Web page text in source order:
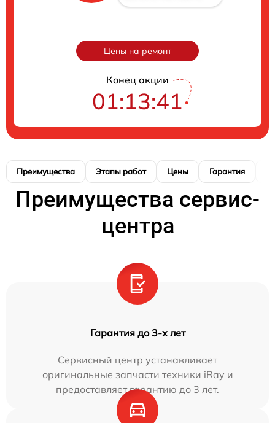
Цены на ремонт
Конец акции
01:13:40
Преимущества Этапы работ Цены Гарантия
Преимущества сервис-
центра
Гарантия до 3-х лет
Сервисный центр устанавливает
оригинальные запчасти техники iRay и
предоставляет гарантию до 3 лет.